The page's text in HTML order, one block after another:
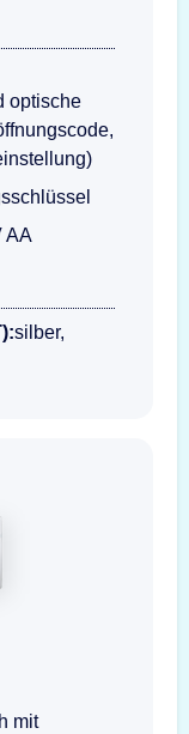
optische
AA
silber,
dormakaba
mit